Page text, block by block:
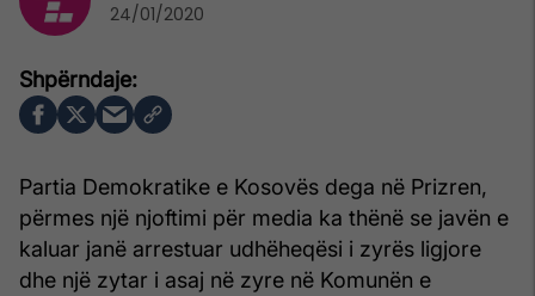
Partia Demokratike e Kosovës dega në Prizren,
përmes një njoftimi për media ka thënë se javën e
kaluar janë arrestuar udhëheqësi i zyrës ligjore
dhe një zytar i asaj në zyre në Komunën e
24/01/2020